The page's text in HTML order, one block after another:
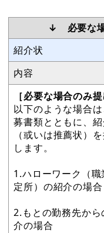
↓ 必要な
紹介状
内容
［必要な場合のみ提
以下のような場合
募書類とともに、
（或いは推薦状）
します。
1.ハローワーク（職
定所）の紹介の場合
2.もとの勤務先から
介の場合